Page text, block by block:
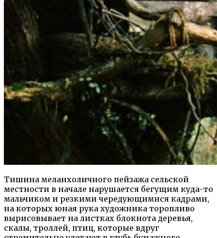
Тишина меланхоличного пейзажа сельской
местности в начале нарушается бегущим куда-то
мальчиком и резкими чередующимися кадрами,
на которых юная рука художника торопливо
вырисовывает на листках блокнота деревья,
скалы, троллей, птиц, которые вдруг